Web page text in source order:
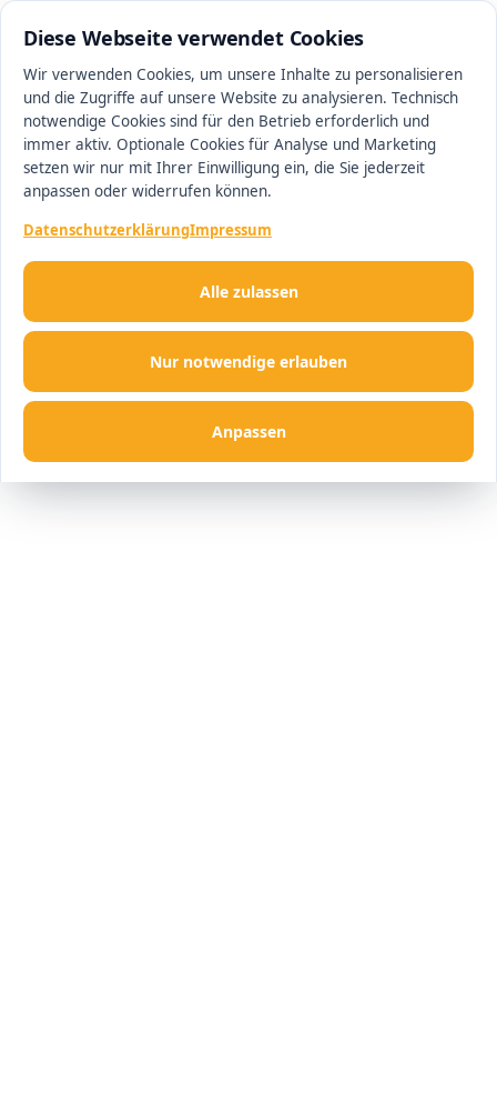
Diese Webseite verwendet Cookies
Wir verwenden Cookies, um unsere Inhalte zu personalisieren
und die Zugriffe auf unsere Website zu analysieren. Technisch
notwendige Cookies sind für den Betrieb erforderlich und
immer aktiv. Optionale Cookies für Analyse und Marketing
setzen wir nur mit Ihrer Einwilligung ein, die Sie jederzeit
anpassen oder widerrufen können.
DatenschutzerklärungImpressum
Nur notwendige erlauben
Anpassen
Alle zulassen